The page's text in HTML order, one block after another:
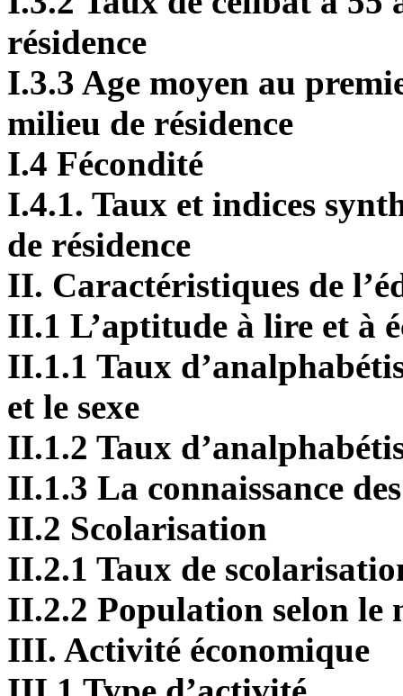
résidence
I.3.3 Age moyen au
milieu de résidence
I.4 Fécondité
I.4.1. Taux et indices
de résidence
II. Caractéristiques de
II.1 L’aptitude à lire et à
II.1.1 Taux
et le sexe
II.1.2 Taux
II.1.3 La connaissance
II.2 Scolarisation
II.2.1 Taux de
II.2.2 Population selon le
III. Activité économique